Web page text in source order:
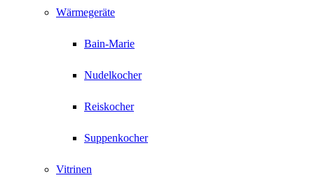
Wärmegeräte
Bain-Marie
Nudelkocher
Reiskocher
Suppenkocher
Vitrinen